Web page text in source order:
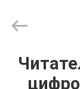
ДОМ
Online
Market.
Reserved.